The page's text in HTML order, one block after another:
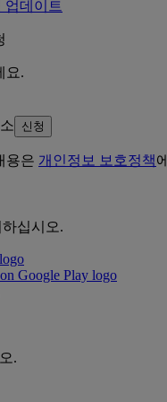
업데이트
요.
신청
용은 개인정보 보호정책
십시오.
.